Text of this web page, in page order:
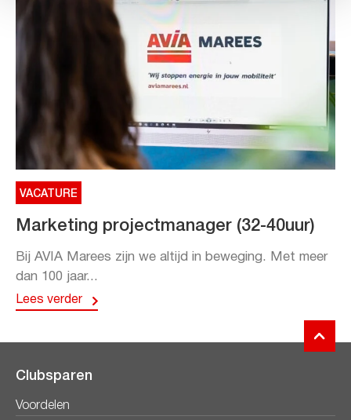
VACATURE
Marketing projectmanager (32-40uur)
Bij AVIA Marees zijn we altijd in beweging. Met meer
dan 100 jaar...
Lees verder
Clubsparen
Voordelen